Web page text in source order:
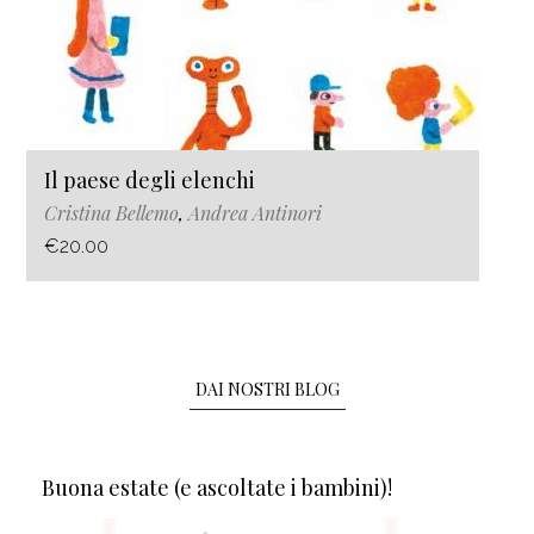
Il paese degli elenchi
Cristina Bellemo, Andrea Antinori
€20.00
DAI NOSTRI BLOG
Buona estate (e ascoltate i bambini)!